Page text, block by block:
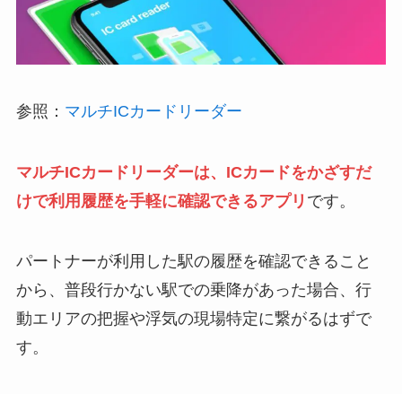
参照： マルチICカードリーダー
マルチICカードリーダーは、ICカードをかざすだ
けで利用履歴を手軽に確認できるアプリ です。
パートナーが利用した駅の履歴を確認できること
から、普段行かない駅での乗降があった場合、行
動エリアの把握や浮気の現場特定に繋がるはずで
す。